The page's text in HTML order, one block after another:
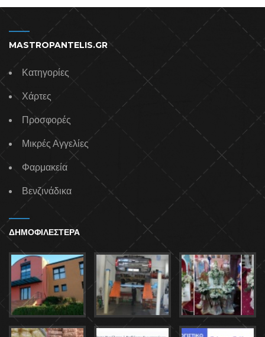
MASTROPANTELIS.GR
Κατηγορίες
Χάρτες
Προσφορές
Μικρές Αγγελίες
Φαρμακεία
Βενζινάδικα
ΔΗΜΟΦΙΛΕΣΤΕΡΑ